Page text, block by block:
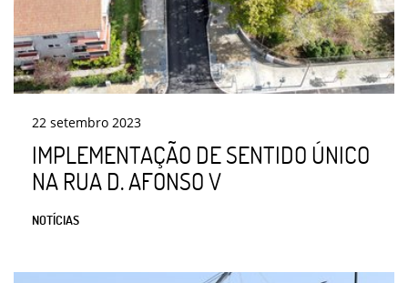
22 setembro 2023
IMPLEMENTAÇÃO DE SENTIDO ÚNICO
NA RUA D. AFONSO V
NOTÍCIAS